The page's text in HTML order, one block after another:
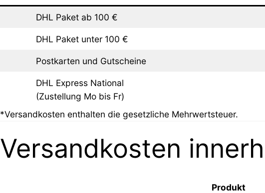
DHL Paket ab 100 €
DHL Paket unter 100 €
Postkarten und Gutscheine
DHL Express National
(Zustellung Mo bis Fr)
*Versandkosten enthalten die gesetzliche Mehrwertsteuer.
Versandkosten
Produkt